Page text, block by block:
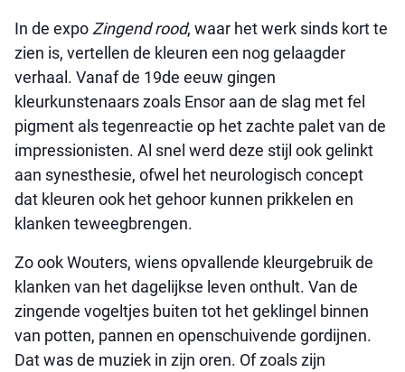
In de expo Zingend rood, waar het werk sinds kort te
zien is, vertellen de kleuren een nog gelaagder
verhaal. Vanaf de 19de eeuw gingen
kleurkunstenaars zoals Ensor aan de slag met fel
pigment als tegenreactie op het zachte palet van de
impressionisten. Al snel werd deze stijl ook gelinkt
aan synesthesie, ofwel het neurologisch concept
dat kleuren ook het gehoor kunnen prikkelen en
klanken teweegbrengen.
Zo ook Wouters, wiens opvallende kleurgebruik de
klanken van het dagelijkse leven onthult. Van de
zingende vogeltjes buiten tot het geklingel binnen
van potten, pannen en openschuivende gordijnen.
Dat was de muziek in zijn oren. Of zoals zijn